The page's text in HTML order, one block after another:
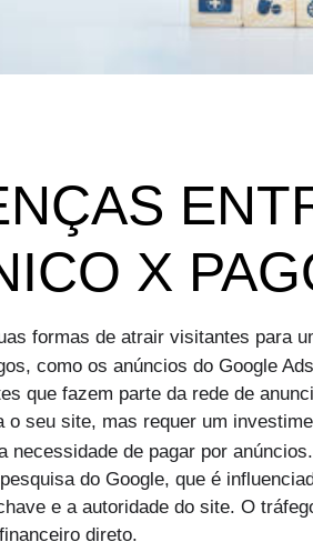
X
formas de atrair visitantes para
como os anúncios do Google
que fazem parte da rede de
seu site, mas requer um
de pagar por
do Google, que é
e a autoridade do site. O
direto.